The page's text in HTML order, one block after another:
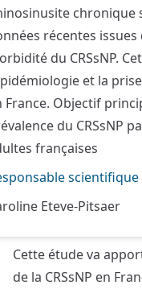
chronique
récentes
du CRSsNP.
et la
France. Objectif
du CRSsNP
françaises
scientifique
Eteve-Pitsaer
Cette étude va
de la CRSsNP en